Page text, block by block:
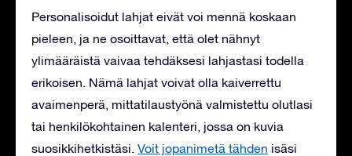
Personalisoidut lahjat eivät voi mennä koskaan
pieleen, ja ne osoittavat, että olet nähnyt
ylimääräistä vaivaa tehdäksesi lahjastasi todella
erikoisen. Nämä lahjat voivat olla kaiverrettu
avaimenperä, mittatilaustyönä valmistettu olutlasi
tai henkilökohtainen kalenteri, jossa on kuvia
suosikkihetkistäsi. Voit jopanimetä tähden isäsi